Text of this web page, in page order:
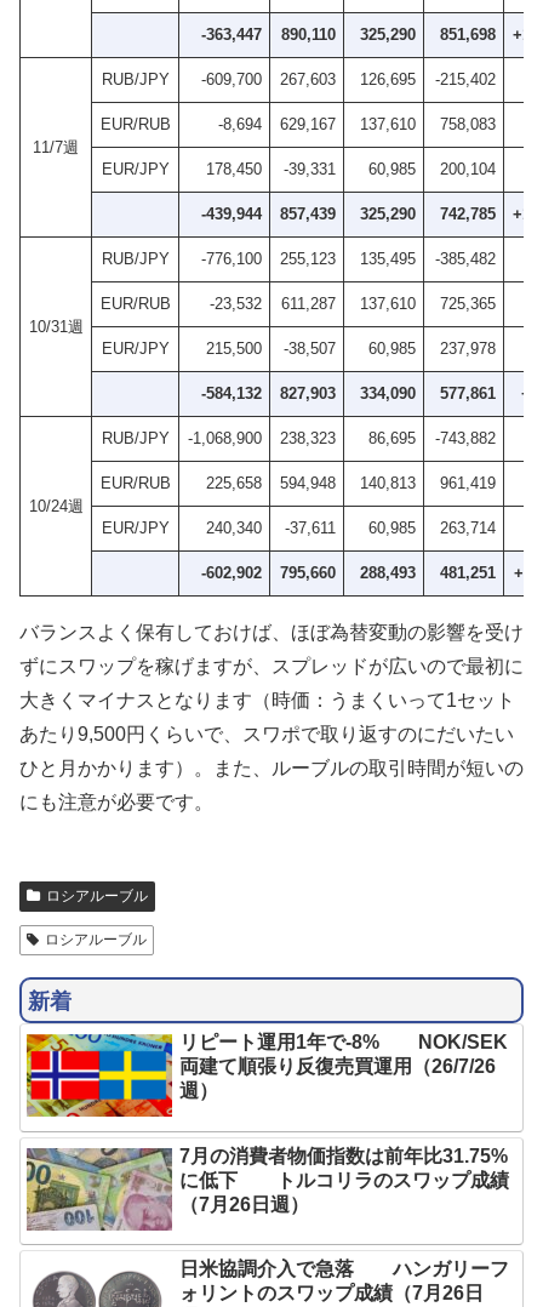
-363,447 890,110 325,290 851,698
11/7週
RUB/JPY -609,700 267,603 126,695 -215,402
EUR/RUB -8,694 629,167 137,610 758,083
EUR/JPY 178,450 -39,331 60,985 200,104
-439,944 857,439 325,290 742,785
10/31週
RUB/JPY -776,100 255,123 135,495 -385,482
EUR/RUB -23,532 611,287 137,610 725,365
EUR/JPY 215,500 -38,507 60,985 237,978
-584,132 827,903 334,090 577,861
10/24週
RUB/JPY -1,068,900 238,323 86,695 -743,882
EUR/RUB 225,658 594,948 140,813 961,419
EUR/JPY 240,340 -37,611 60,985 263,714
-602,902 795,660 288,493 481,251
バランスよく保有しておけば、ほぼ為替変動の影響を受け
ずにスワップを稼げますが、スプレッドが広いので最初に
大きくマイナスとなります（時価：うまくいって1セット
あたり9,500円くらいで、スワポで取り返すのにだいたい
ひと月かかります）。また、ルーブルの取引時間が短いの
にも注意が必要です。
ロシアルーブル
ロシアルーブル
新着
リピート運用1年で-8% NOK/SEK
両建て順張り反復売買運用（26/7/26
週）
7月の消費者物価指数は前年比31.75%
に低下 トルコリラのスワップ成績
（7月26日週）
日米協調介入で急落 ハンガリーフ
ォリントのスワップ成績（7月26日